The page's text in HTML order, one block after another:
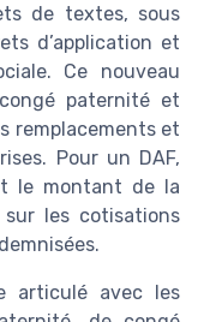
de textes, sous
d’application et
Ce nouveau
paternité et
remplacements et
Pour un DAF,
le montant de la
les cotisations
articulé avec les